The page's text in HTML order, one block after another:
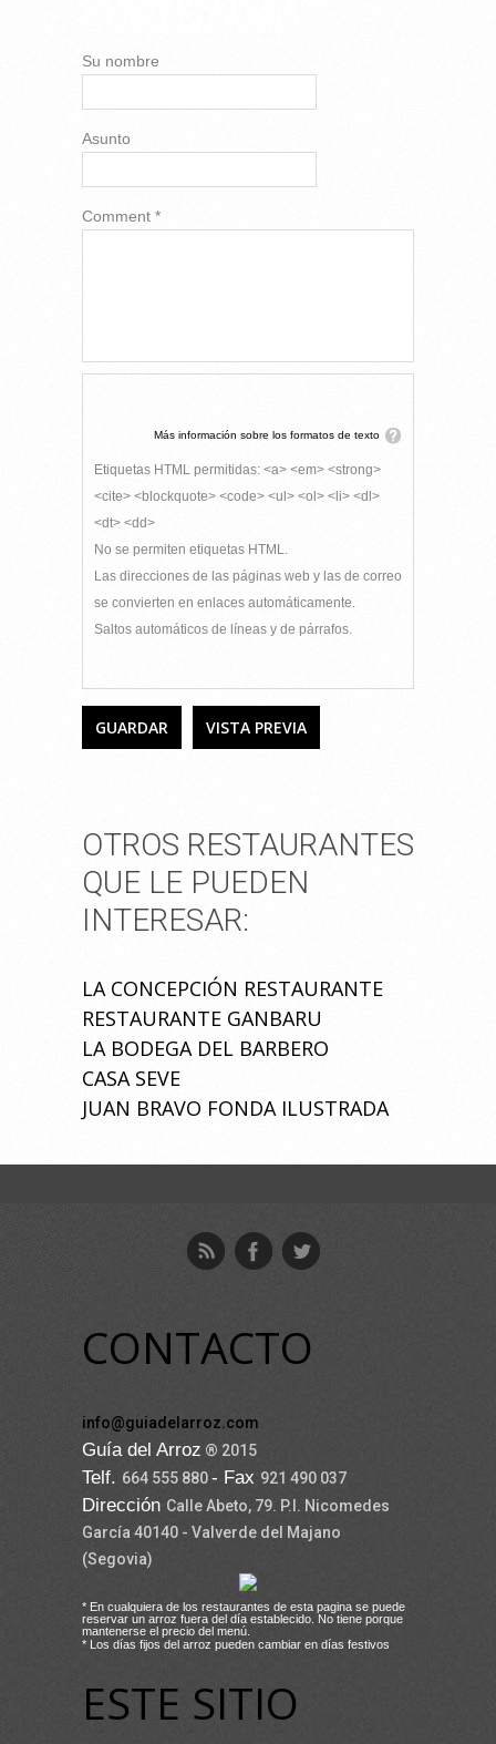
Su nombre
Asunto
Comment *
Más información sobre los formatos de texto
Etiquetas HTML permitidas: <a> <em> <strong>
<cite> <blockquote> <code> <ul> <ol> <li> <dl>
<dt> <dd>
No se permiten etiquetas HTML.
Las direcciones de las páginas web y las de correo
se convierten en enlaces automáticamente.
Saltos automáticos de líneas y de párrafos.
OTROS RESTAURANTES
QUE LE PUEDEN
INTERESAR:
LA CONCEPCIÓN RESTAURANTE
RESTAURANTE GANBARU
LA BODEGA DEL BARBERO
CASA SEVE
JUAN BRAVO FONDA ILUSTRADA
CONTACTO
info@guiadelarroz.com
Guía del Arroz ® 2015
Telf. 664 555 880- Fax 921 490 037
Dirección Calle Abeto, 79. P.I. Nicomedes
García 40140 - Valverde del Majano
(Segovia)
* En cualquiera de los restaurantes de esta pagina se puede
reservar un arroz fuera del día establecido. No tiene porque
mantenerse el precio del menú.
* Los días fijos del arroz pueden cambiar en días festivos
ESTE SITIO